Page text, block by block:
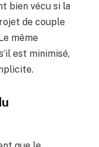
bien vécu si la
de couple
même
est minimisé,